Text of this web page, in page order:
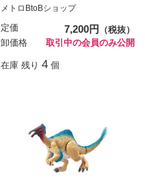
メトロBtoBショップ
定価 7,200円
（税抜）
卸価格
取引中の会員のみ公開
在庫 残り 4 個